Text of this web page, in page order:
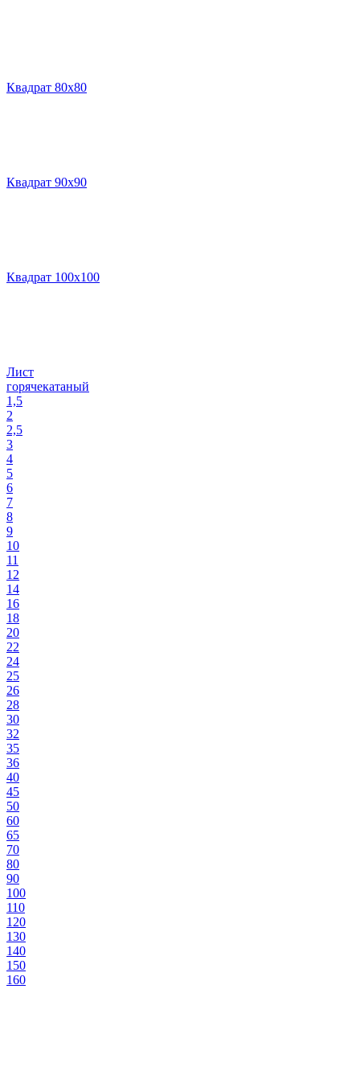
Квадрат 80х80
Квадрат 90х90
Квадрат 100х100
Лист
горячекатаный
1,5
2
2,5
3
4
5
6
7
8
9
10
11
12
14
16
18
20
22
24
25
26
28
30
32
35
36
40
45
50
60
65
70
80
90
100
110
120
130
140
150
160